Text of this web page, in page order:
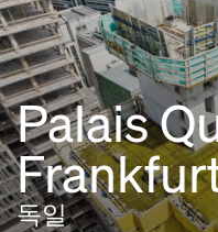
Palais
독일